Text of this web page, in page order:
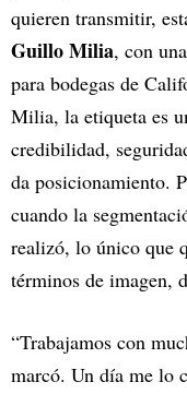
quieren transmitir,
Guillo Milia, con
para bodegas de
Milia, la etiqueta es
credibilidad,
da posicionamiento.
cuando la
realizó, lo único que
términos de imagen,
“Trabajamos con
marcó. Un día me lo